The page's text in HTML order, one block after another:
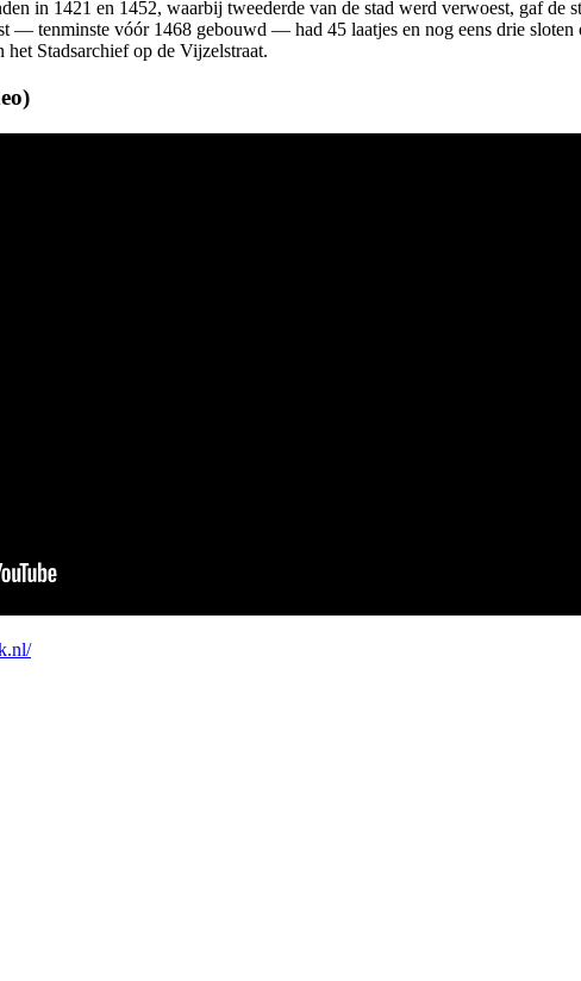
in 1421 en 1452, waarbij twee­derde van de stad werd verwoest, gaf
— tenminste vóór 1468 gebouwd — had 45 laatjes en nog eens drie
Stads­archief op de Vijzel­straat.